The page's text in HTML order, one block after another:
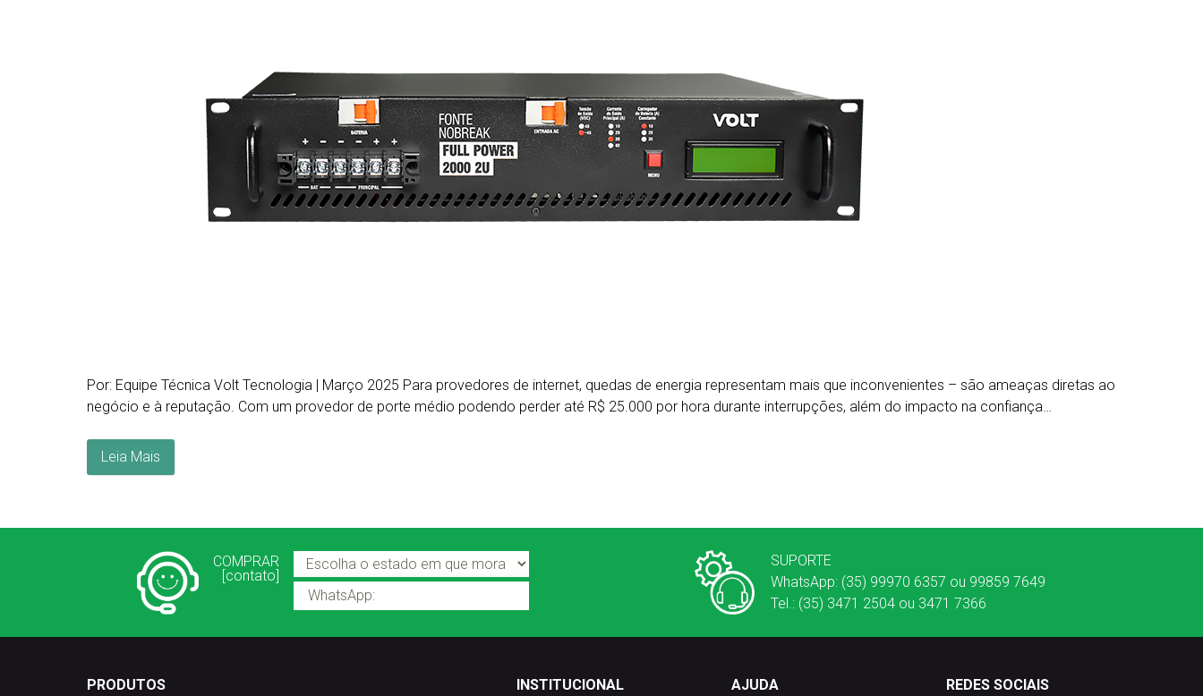
Por: Equipe Técnica Volt Tecnologia | Março 2025 Para provedores de internet, quedas de energia representam mais que inconvenientes – são ameaças diretas ao
negócio e à reputação. Com um provedor de porte médio podendo perder até R$ 25.000 por hora durante interrupções, além do impacto na confiança…
Leia Mais
COMPRAR
[contato]
WhatsApp:
SUPORTE
WhatsApp: (35) 99970 6357 ou 99859 7649
Tel.: (35) 3471 2504 ou 3471 7366
PRODUTOS INSTITUCIONAL AJUDA REDES SOCIAIS